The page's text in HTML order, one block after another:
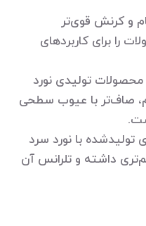
و کرنش قوی‌تر
را برای کاربردهای
تولیدی نورد
صاف‌تر با عیوب سطحی
با نورد سرد
داشته و تلرانس آن